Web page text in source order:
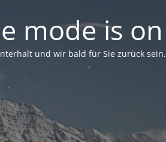
mode is on
und wir bald für Sie zurück sein.